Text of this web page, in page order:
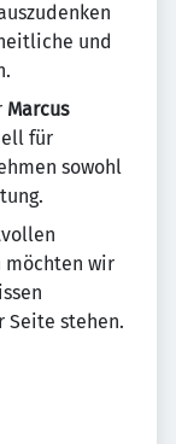
und
Marcus
für
sowohl
wir
Seite stehen.